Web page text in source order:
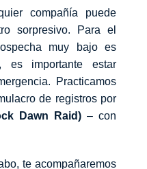
compañía puede
sorpresivo. Para el
muy bajo es
es importante estar
Practicamos
de registros por
Dawn Raid) – con
te acompañaremos